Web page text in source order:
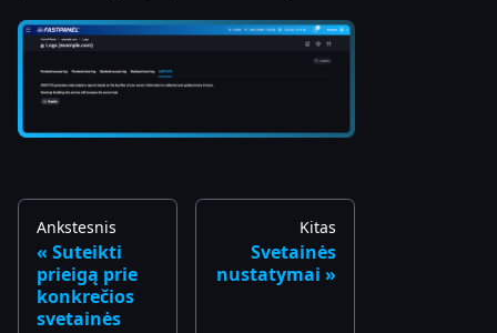
Ankstesnis
Suteikti
prieigą prie
konkrečios
svetainės
Kitas
Svetainės
nustatymai